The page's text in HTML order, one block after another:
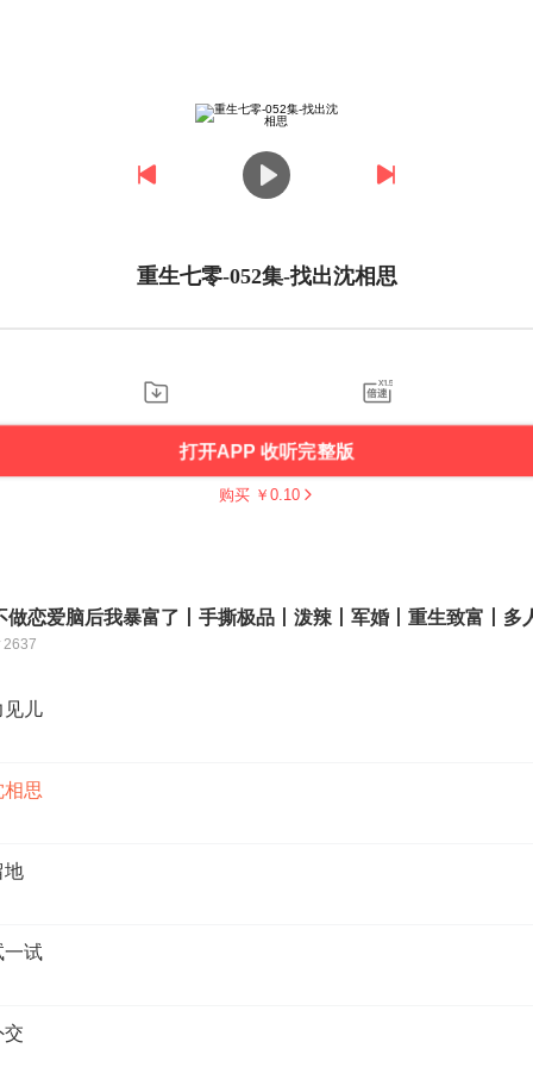
重生七零-052集-找出沈相思
打开APP 收听完整版
购买 ￥ 0.10
做恋爱脑后我暴富了丨手撕极品丨泼辣丨军婚丨重生致富丨多
2637
见儿
相思
地
一试
交